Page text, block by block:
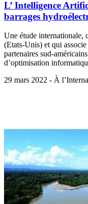
L’ Intelligence
barrages
Une étude internationale,
(Etats-Unis) et qui
partenaires sud-
d’optimisation
29 mars 2022 - À